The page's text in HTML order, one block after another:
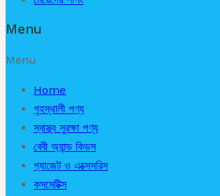
Menu
Menu
Home
গৃহস্থালী পণ্য
স্বাস্থ্য সুরক্ষা পণ্য
বেবী অ্যান্ড কিডস
গ্যাজেট ও এক্সেসরিস
কসমেটিক্স